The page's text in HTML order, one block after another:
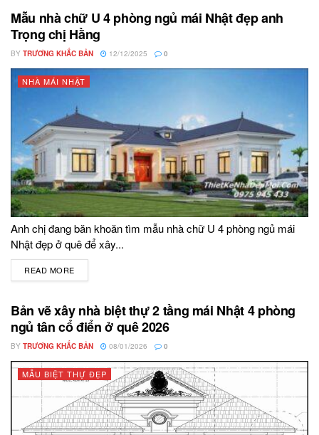
Mẫu nhà chữ U 4 phòng ngủ mái Nhật đẹp anh
Trọng chị Hằng
BY TRƯƠNG KHẮC BẢN 12/12/2025 0
NHÀ MÁI NHẬT
Anh chị đang băn khoăn tìm mẫu nhà chữ U 4 phòng ngủ mái
Nhật đẹp ở quê để xây...
READ MORE
Bản vẽ xây nhà biệt thự 2 tầng mái Nhật 4 phòng
ngủ tân cổ điển ở quê 2026
BY TRƯƠNG KHẮC BẢN 08/01/2026 0
MẪU BIỆT THỰ ĐẸP